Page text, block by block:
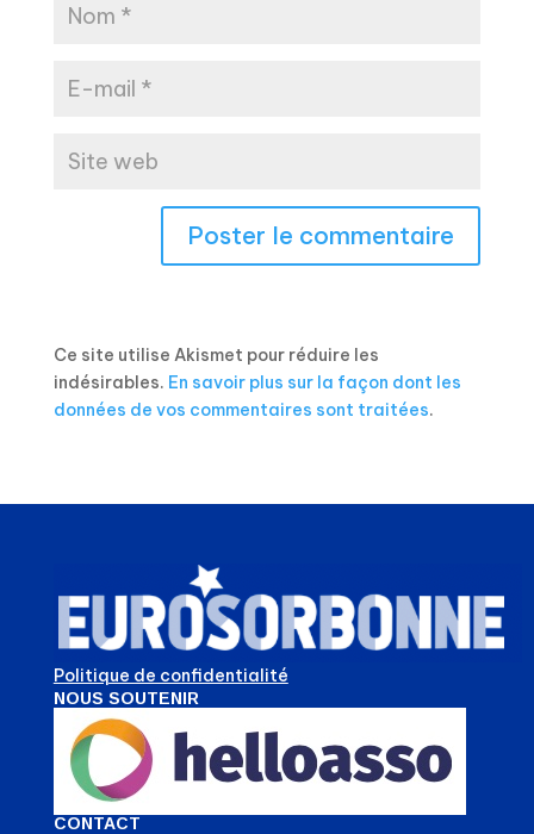
Ce site utilise Akismet pour réduire les
indésirables. En savoir plus sur la façon dont les
données de vos commentaires sont traitées.
Politique de confidentialité
NOUS SOUTENIR
CONTACT